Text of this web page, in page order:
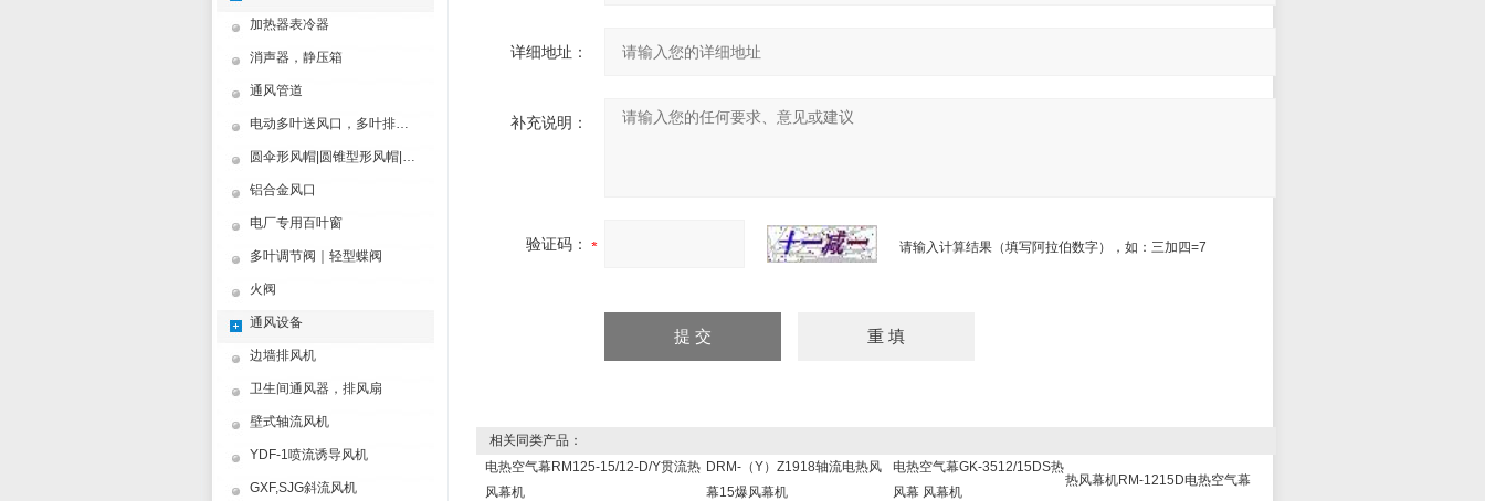
加热器表冷器
消声器，静压箱
通风管道
电动多叶送风口，多叶排烟口
圆伞形风帽|圆锥型形风帽|筒形风帽
铝合金风口
电厂专用百叶窗
多叶调节阀｜轻型蝶阀
火阀
通风设备
边墙排风机
卫生间通风器，排风扇
壁式轴流风机
YDF-1喷流诱导风机
GXF,SJG斜流风机
详细地址：
补充说明：
验证码： 请输入计算结果（填写阿拉伯数字），如：三加四=7
相关同类产品：
电热空气幕RM125-15/12-D/Y贯流热
风幕机
DRM-（Y）Z1918轴流电热风
幕15爆风幕机
电热空气幕GK-3512/15DS热
风幕 风幕机
热风幕机RM-1215D电热空气幕